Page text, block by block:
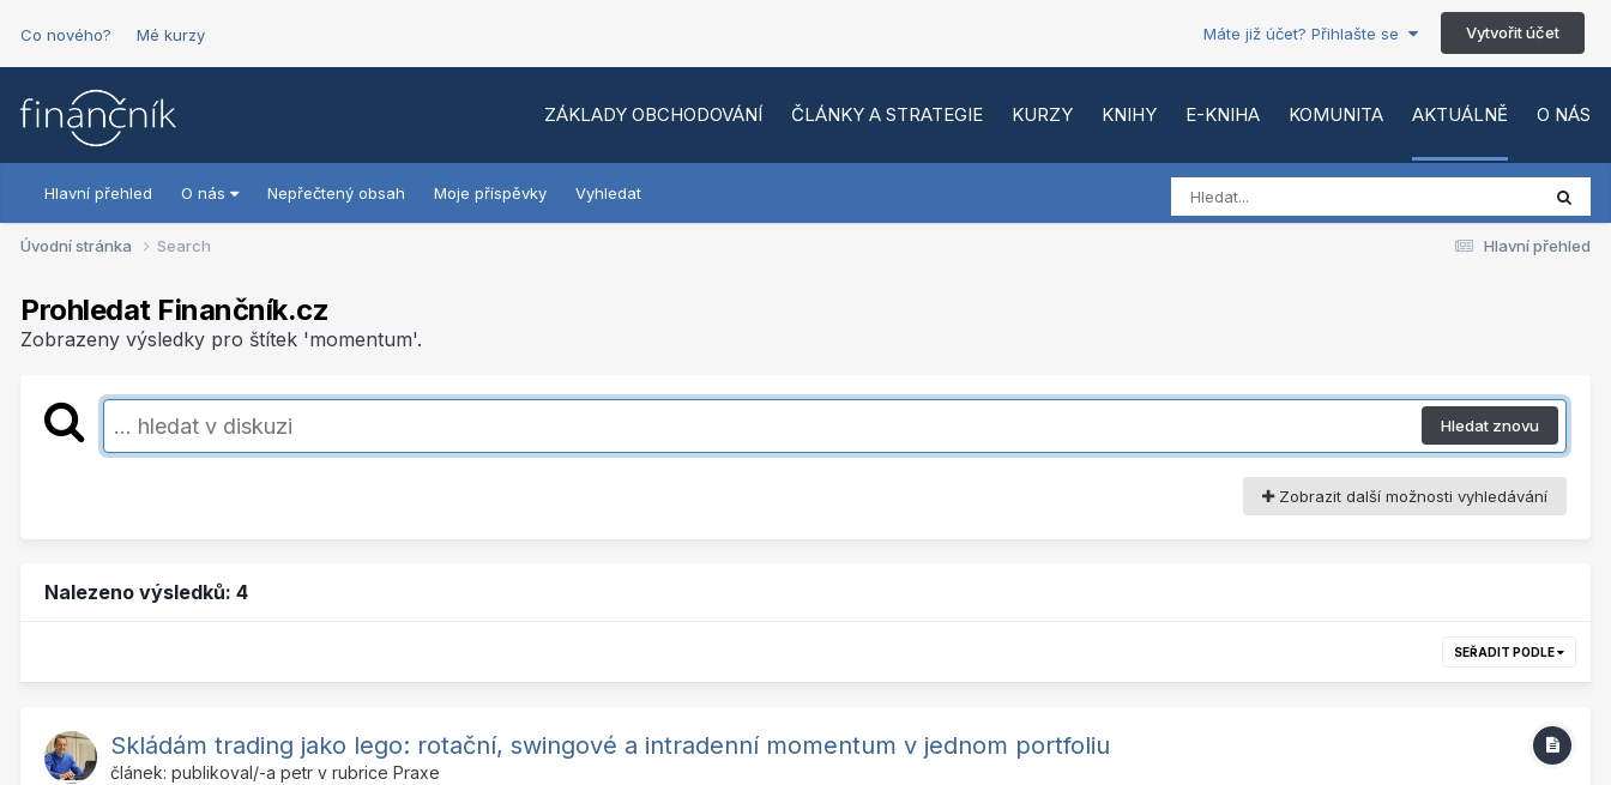
Co nového? Mé kurzy Máte již účet? Přihlašte se Vytvořit účet
ZÁKLADY OBCHODOVÁNÍ ČLÁNKY A STRATEGIE KURZY KNIHY E-KNIHA KOMUNITA AKTUÁLNĚ O NÁS
Hlavní přehled O nás Nepřečtený obsah Moje příspěvky Vyhledat
Hlavní přehled
Úvodní stránka Search
Prohledat Finančník.cz
Zobrazeny výsledky pro štítek 'momentum'.
Hledat znovu
Zobrazit další možnosti vyhledávání
Nalezeno výsledků: 4
SEŘADIT PODLE
Skládám trading jako lego: rotační, swingové a intradenní momentum v jednom portfoliu
článek: publikoval/-a petr v rubrice Praxe